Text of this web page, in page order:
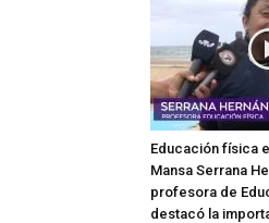
Educación física
Mansa Serrana
profesora de
destacó la